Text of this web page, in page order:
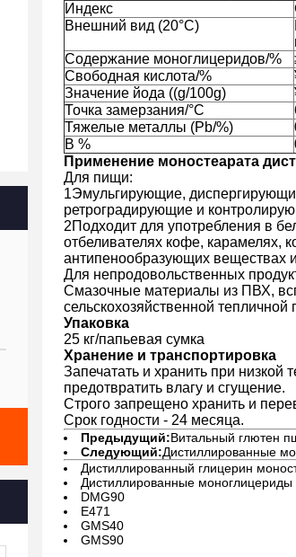
Индекс
Внешний вид (20°C)
Содержание моноглицеридов/%
Свободная кислота/%
Значение йода ((g/100g)
Точка замерзания/°C
Тяжелые металлы (Pb/%)
В %
Применение моностеарата
Для пищи:
1Эмульгирующие,
ретроградирующие и
2Подходит для употребления в
отбеливателях кофе, карамелях,
антипенообразующих веществах и
Для непродовольственных
Смазочные материалы из ПВХ,
сельскохозяйственной тепличной
Упаковка
25 кг/папьевая сумка
Хранение и транспортировка
Запечатать и хранить при
предотвратить влагу и сгущение.
Строго запрещено хранить и
Срок годности - 24 месяца.
Предыдущий:Витальный глютен
Следующий:Дистиллированные
Дистиллированный глицерин
Дистиллированные моноглицериды
DMG90
Е471
GMS40
GMS90